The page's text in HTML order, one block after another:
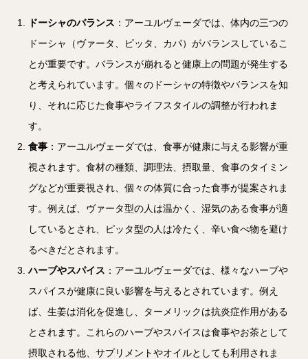
ドーシャのバランス ：アーユルヴェーダでは、体内の三つの
ドーシャ（ヴァータ、ピッタ、カパ）がバランスしているこ
とが重要です。バランスが崩れると健康上の問題が発生する
と考えられています。個々のドーシャの特徴やバランスを知
り、それに応じた食事やライフスタイルの調整が行われま
す。
食事 ：アーユルヴェーダでは、食事が健康に与える影響が重
視されます。食材の種類、調理法、摂取量、食事のタイミン
グなどが重要視され、個々の体質に合った食事が提案されま
す。例えば、ヴァータ型の人は温かく、湿気のある食事が適
しているとされ、ピッタ型の人は冷たく、辛い食べ物を避け
るべきだとされます。
ハーブやスパイス ：アーユルヴェーダでは、様々なハーブや
スパイスが健康に良い影響を与えるとされています。例え
ば、生姜は消化を促進し、ターメリックは抗炎症作用がある
とされます。これらのハーブやスパイスは食事やお茶として
摂取される他、サプリメントやオイルとしても利用されま